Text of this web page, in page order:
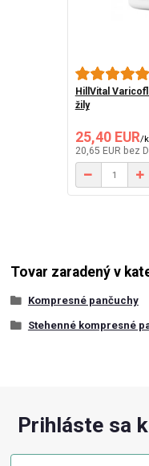
HillVital
žily
25,40 EUR/
20,65 EUR bez
Tovar zaradený v
Kompresné pančuchy
Stehenné kompresné
Prihláste sa